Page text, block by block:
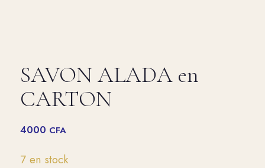
SAVON ALADA en
CARTON
4000 CFA
7 en stock